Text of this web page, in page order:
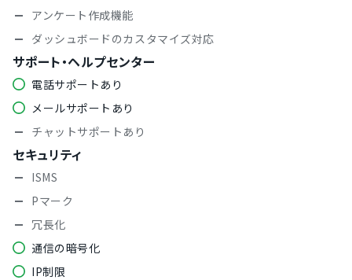
アンケート作成機能
ダッシュボードのカスタマイズ対応
サポート・ヘルプセンター
電話サポートあり
メールサポートあり
チャットサポートあり
セキュリティ
ISMS
Pマーク
冗長化
通信の暗号化
IP制限